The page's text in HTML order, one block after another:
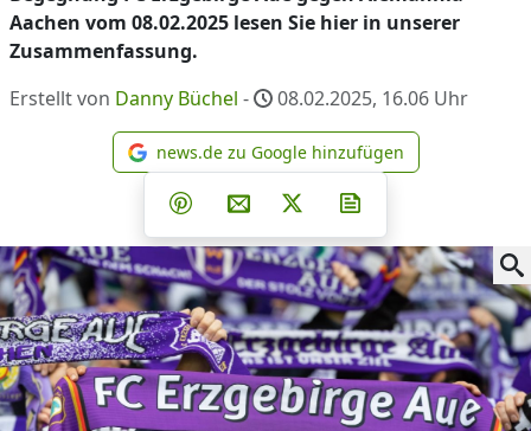
Aachen vom 08.02.2025 lesen Sie hier in unserer
Zusammenfassung.
Erstellt von Danny Büchel - 08.02.2025, 16.06 Uhr
news.de zu Google
news.de zu Google hinzufügen
Teilen auf Facebook
Teilen auf Whatsapp
Teilen auf Telegram
Teilen auf Pinterest
Per E-Mail teilen
Post auf X